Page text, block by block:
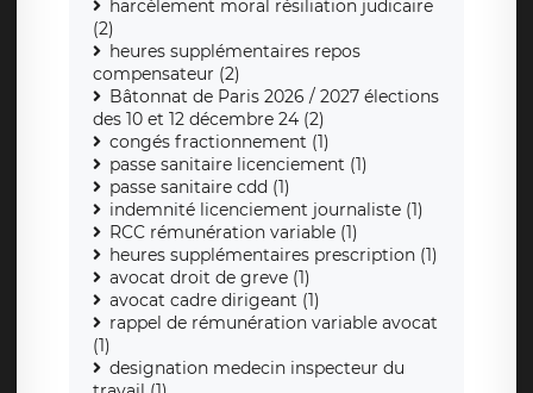
harcèlement moral résiliation judicaire
(2)
heures supplémentaires repos
compensateur (2)
Bâtonnat de Paris 2026 / 2027 élections
des 10 et 12 décembre 24 (2)
congés fractionnement (1)
passe sanitaire licenciement (1)
passe sanitaire cdd (1)
indemnité licenciement journaliste (1)
RCC rémunération variable (1)
heures supplémentaires prescription (1)
avocat droit de greve (1)
avocat cadre dirigeant (1)
rappel de rémunération variable avocat
(1)
designation medecin inspecteur du